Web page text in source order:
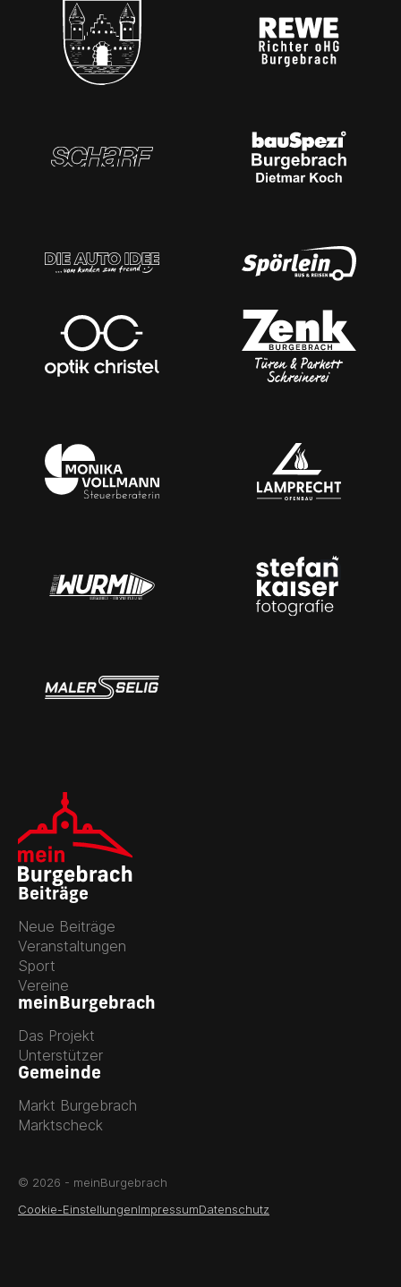
Beiträge
Neue Beiträge
Veranstaltungen
Sport
Vereine
meinBurgebrach
Das Projekt
Unterstützer
Gemeinde
Markt Burgebrach
Marktscheck
© 2026 - meinBurgebrach
Cookie-EinstellungenImpressumDatenschutz